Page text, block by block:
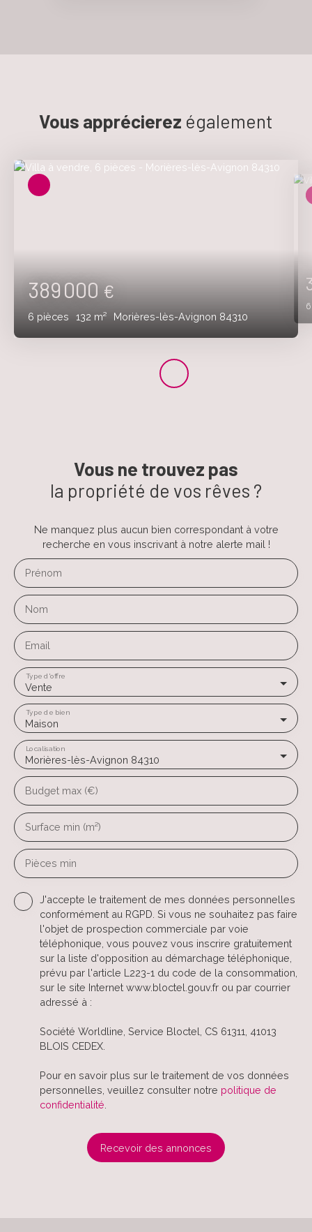
Vous apprécierez également
389 000€
6 pièces 132 m² Morières-lès-Avignon 84310
Vous ne trouvez pas
la propriété de vos rêves ?
Ne manquez plus aucun bien correspondant à votre
recherche en vous inscrivant à notre alerte mail !
Prénom
Nom
Email
Vente
Type d'offre
Maison
Type de bien
Morières-lès-Avignon 84310
Localisation
Budget max (€)
Surface min (m²)
Pièces min
J'accepte le traitement de mes données personnelles
conformément au RGPD. Si vous ne souhaitez pas faire
l'objet de prospection commerciale par voie
téléphonique, vous pouvez vous inscrire gratuitement
sur la liste d'opposition au démarchage téléphonique,
prévu par l'article L223-1 du code de la consommation,
sur le site Internet www.bloctel.gouv.fr ou par courrier
adressé à :
Société Worldline, Service Bloctel, CS 61311, 41013
BLOIS CEDEX.
Pour en savoir plus sur le traitement de vos données
personnelles, veuillez consulter notre politique de
confidentialité
Recevoir des annonces